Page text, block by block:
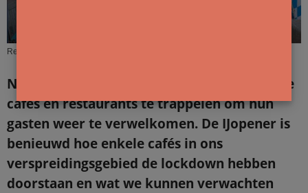
René Poortman van café De Oceaan.
Na een (veel te) lange coronawinter staan de
cafés en restaurants te trappelen om hun
gasten weer te verwelkomen. De IJopener is
benieuwd hoe enkele cafés in ons
verspreidingsgebied de lockdown hebben
doorstaan en wat we kunnen verwachten